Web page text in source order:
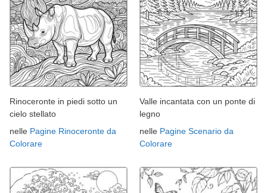
Rinoceronte in piedi sotto un
cielo stellato
nelle Pagine Rinoceronte da
Colorare
Valle incantata con un ponte di
legno
nelle Pagine Scenario da
Colorare